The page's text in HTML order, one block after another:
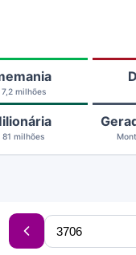
milhões
81 milhões
Concurso
Buscar